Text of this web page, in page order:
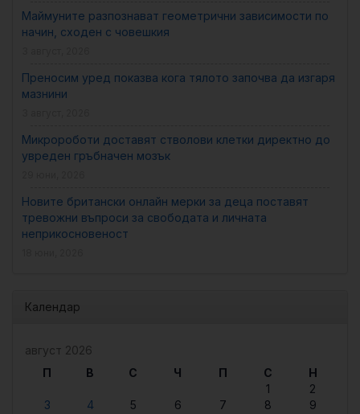
Маймуните разпознават геометрични зависимости по
начин, сходен с човешкия
Преносим уред показва кога тялото започва да изгаря
мазнини
Микророботи доставят стволови клетки директно до
увреден гръбначен мозък
Новите британски онлайн мерки за деца поставят
тревожни въпроси за свободата и личната
неприкосновеност
Календар
август 2026
П
В С Ч П С
Н
1
2
3
4 5 6 7 8 9